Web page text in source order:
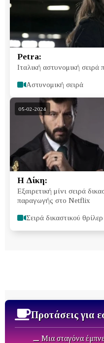
Petra:
Ιταλική αστυνομική σειρά
Αστυνομική σειρά
05-02-2024
Η Δίκη:
Εξαιρετική μίνι σειρά
παραγωγής στο Netflix
Σειρά δικαστικού θρίλερ
Προτάσεις για
⚊ Μια σταγόνα